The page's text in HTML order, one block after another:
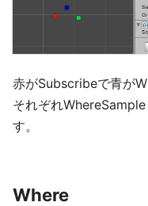
赤がSubscribeで青が
それぞれ
す。
Where